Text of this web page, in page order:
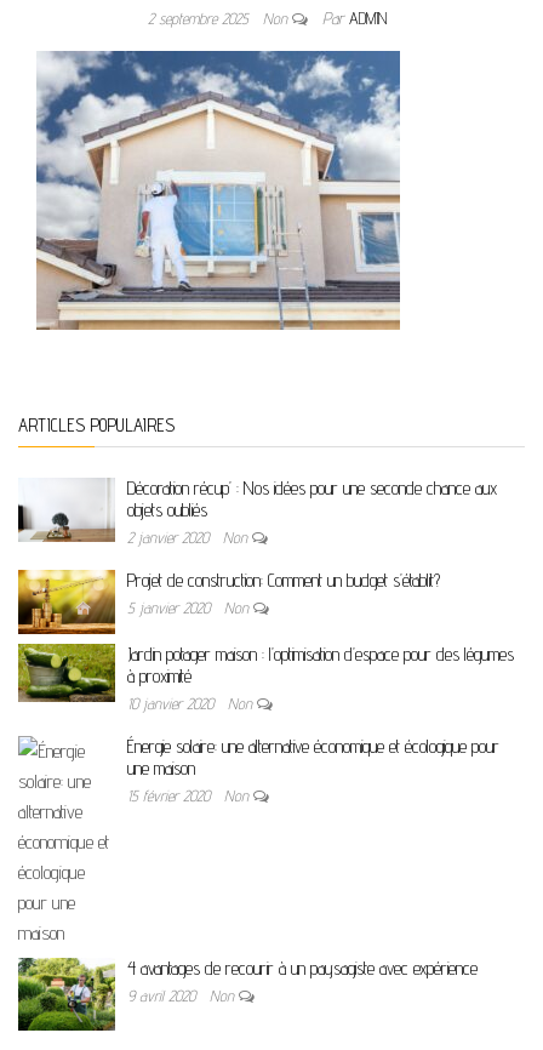
2 septembre 2025 Non ParADMIN
ARTICLES POPULAIRES
Décoration récup’ : Nos idées pour une seconde chance aux
objets oubliés
2 janvier 2020 Non
Projet de construction: Comment un budget s’établit?
5 janvier 2020 Non
Jardin potager maison : l’optimisation d’espace pour des légumes
à proximité
10 janvier 2020 Non
Énergie solaire: une alternative économique et écologique pour
une maison
15 février 2020 Non
4 avantages de recourir à un paysagiste avec expérience
9 avril 2020 Non